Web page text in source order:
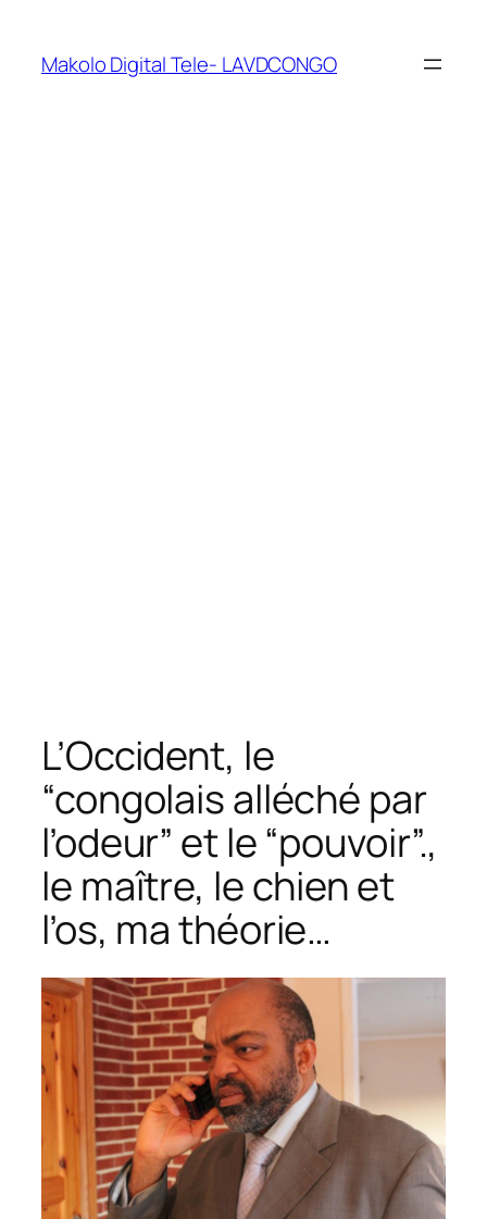
Makolo Digital Tele- LAVDCONGO
L’Occident, le
“congolais alléché par
l’odeur” et le “pouvoir”.,
le maître, le chien et
l’os, ma théorie…